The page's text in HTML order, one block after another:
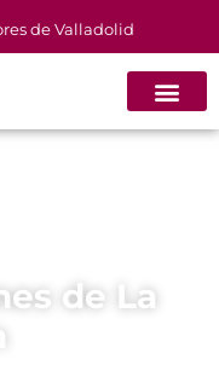
de Valladolid
de La